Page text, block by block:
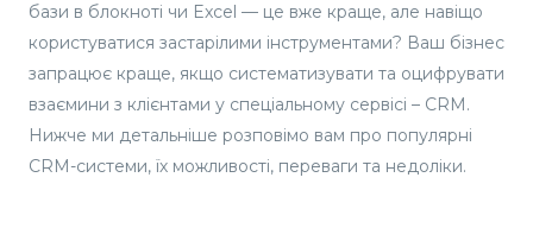
бази в блокноті чи Excel — це вже краще, але навіщо
користуватися застарілими інструментами? Ваш бізнес
запрацює краще, якщо систематизувати та оцифрувати
взаємини з клієнтами у спеціальному сервісі – CRM.
Нижче ми детальніше розповімо вам про популярні
CRM-системи, їх можливості, переваги та недоліки.